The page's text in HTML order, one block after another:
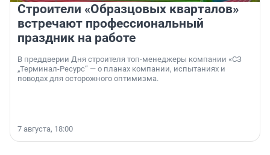
Строители «Образцовых кварталов»
встречают профессиональный
праздник на работе
В преддверии Дня строителя топ-менеджеры компании «СЗ
„Терминал-Ресурс“ — о планах компании, испытаниях и
поводах для осторожного оптимизма.
7 августа, 18:00